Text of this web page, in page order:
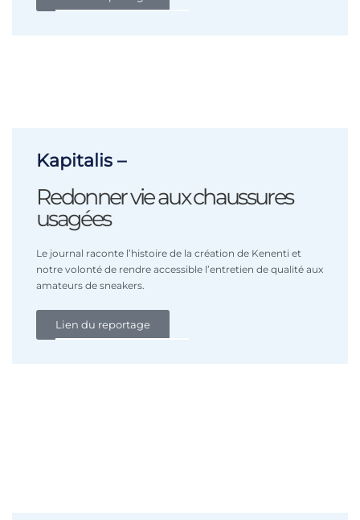
Kapitalis –
Redonner vie aux chaussures
usagées
Le journal raconte l’histoire de la création de Kenenti et
notre volonté de rendre accessible l’entretien de qualité aux
amateurs de sneakers.
Lien du reportage